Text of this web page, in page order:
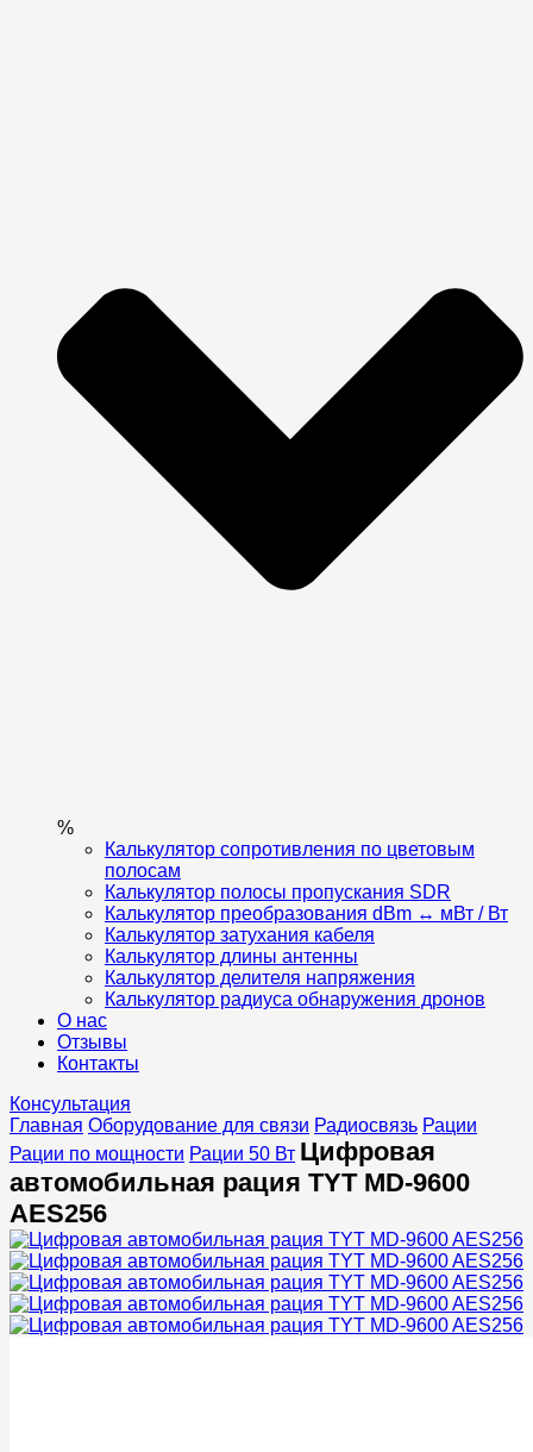
%
Калькулятор сопротивления по цветовым
полосам
Калькулятор полосы пропускания SDR
Калькулятор преобразования dBm ↔ мВт / Вт
Калькулятор затухания кабеля
Калькулятор длины антенны
Калькулятор делителя напряжения
Калькулятор радиуса обнаружения дронов
О нас
Отзывы
Контакты
Консультация
Главная Оборудование для связи Радиосвязь Рации
Рации по мощности Рации 50 Вт Цифровая
автомобильная рация TYT MD-9600
AES256